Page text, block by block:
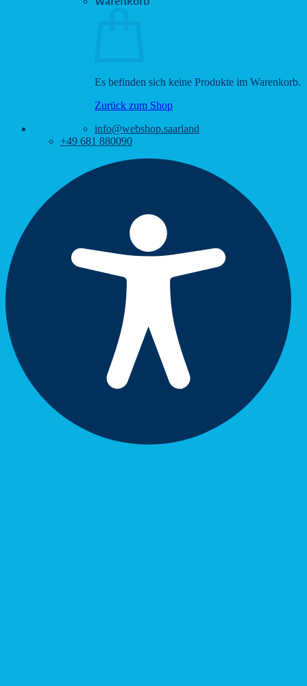
Es befinden sich keine Produkte im Warenkorb.
Zurück zum Shop
info@webshop.saarland
+49 681 880090